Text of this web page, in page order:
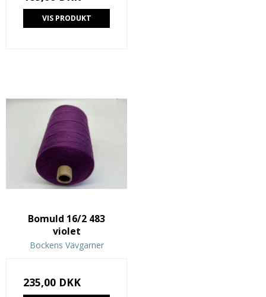
VIS PRODUKT
Bomuld 16/2 483
violet
Bockens Vävgarner
235,00 DKK